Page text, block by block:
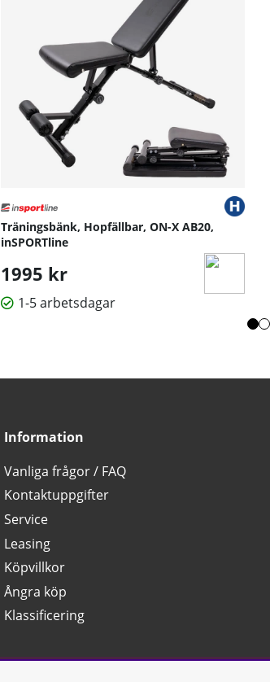
XL
19
20
11
11.5
10
Träningsbänk, Hopfällbar, ON-X AB20,
inSPORTline
1995 kr
1-5 arbetsdagar
Information
Vanliga frågor / FAQ
Kontaktuppgifter
Service
Leasing
Köpvillkor
Ångra köp
Klassificering